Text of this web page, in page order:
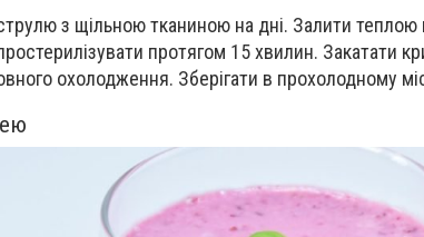
з щільною тканиною на дні. Залити теплою
протягом 15 хвилин. Закатати
охолодження. Зберігати в прохолодному